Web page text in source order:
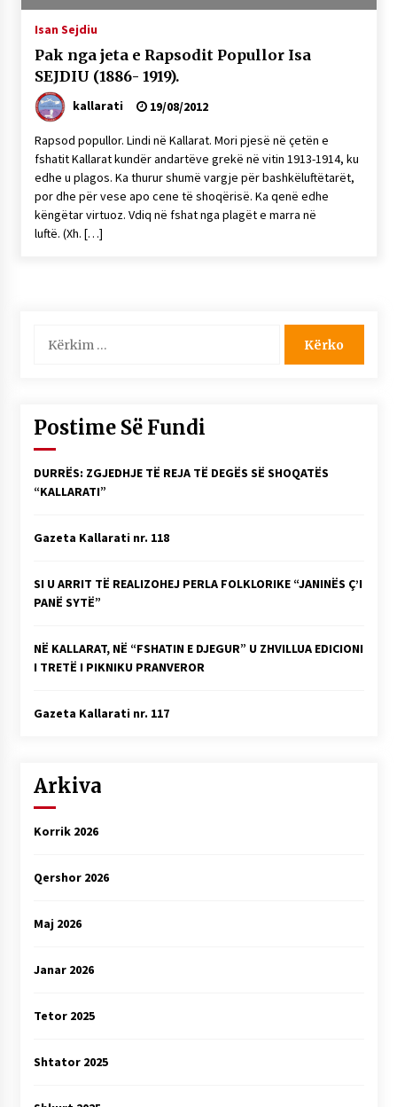
ZHVILLUA EDICIONI I TRETË I PIKNIKU
PRANVEROR
26/05/2026
Gazeta Kallarati nr. 117
03/05/2026
Gazeta Kallarati nr. 116
28/01/2026
Mbi kockat e martirëve ngrihet Atdheu
17/10/2025
Vexhi Buharaja për Heroin e Popullit, Mumin
Selami.
RINDËRTIMIN E VENDIT – NGA ÇIZE XHAFERAJ
– ËNGJËLL HASIMAJ – “KUJTIMET E MIA PËR
KALLARATIN SI MËSUES I MATEMATIKËS, POR
06/02/2025
Isan Sejdiu
Pak nga jeta e Rapsodit Popullor Isa
SEJDIU (1886- 1919).
kallarati 19/08/2012
Rapsod popullor. Lindi në Kallarat. Mori pjesë në çetën e
fshatit Kallarat kundër andartëve grekë në vitin 1913-1914, ku
edhe u plagos. Ka thurur shumë vargje për bashkëluftëtarët,
por dhe për vese apo cene të shoqërisë. Ka qenë edhe
këngëtar virtuoz. Vdiq në fshat nga plagët e marra në
luftë. (Xh. […]
për:
Postime Së Fundi
DURRËS: ZGJEDHJE TË REJA TË DEGËS SË SHOQATËS
“KALLARATI”
Gazeta Kallarati nr. 118
SI U ARRIT TË REALIZOHEJ PERLA FOLKLORIKE “JANINËS Ç’I
PANË SYTË”
NË KALLARAT, NË “FSHATIN E DJEGUR” U ZHVILLUA EDICIONI
I TRETË I PIKNIKU PRANVEROR
Gazeta Kallarati nr. 117
Arkiva
Korrik 2026
Qershor 2026
Maj 2026
Janar 2026
Tetor 2025
Shtator 2025